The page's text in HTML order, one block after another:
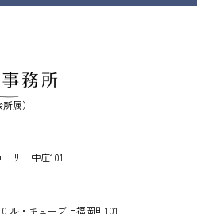
属）
リー中庄101
ル・キューブ上福岡町101